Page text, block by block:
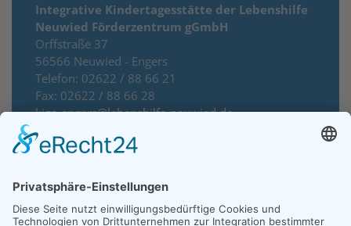
Integrative Kindertagesstätte der Lebenshilfe
Neuwied Förderzentrum gGmbH
Orffstraße 37
56566 Neuwied - Engers
Telefon: 02622 / 88 66 21
Fax: 02622 / 88 66 28
kiga-engers@lebenshilfe-neuwied.de
Förderkindergarten Rheinbrohl
56598 Rheinbrohl
Telefon: 02635 / 36 68
Fax: 02635 / 92 23 14